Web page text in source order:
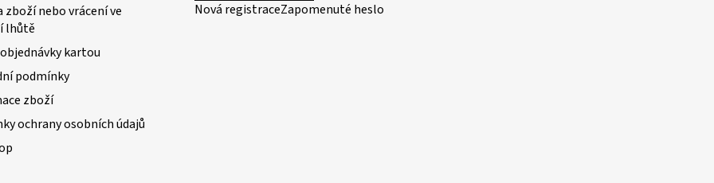
zboží nebo vrácení ve
lhůtě
kartou
podmínky
zboží
ochrany osobních údajů
Nová registraceZapomenuté heslo